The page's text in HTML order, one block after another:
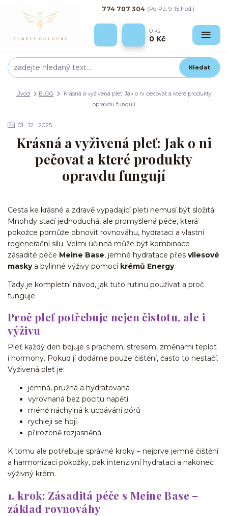
Hledat
774 707 304 (Po-Pá, 9-15 hod.)
0 ks
0 Kč
Úvod BLOG
Krásná a vyživená pleť: Jak o ni pečovat a které produkty
opravdu fungují
01 12 2025
Krásná a vyživená pleť: Jak o ni
pečovat a které produkty
opravdu fungují
Cesta ke krásné a zdravě vypadající pleti nemusí být složitá.
Mnohdy stačí jednoduchá, ale promyšlená péče, která
pokožce pomůže obnovit rovnováhu, hydrataci a vlastní
regenerační sílu. Velmi účinná může být kombinace
zásadité péče Meine Base, jemné hydratace přes vliesové
maskya bylinné výživy pomocí krémů Energy.
Tady je kompletní návod, jak tuto rutinu používat a proč
funguje.
Proč pleť potřebuje nejen čistotu, ale i
výživu
Pleť každý den bojuje s prachem, stresem, změnami teplot
i hormony. Pokud jí dodáme pouze čištění, často to nestačí.
Vyživená pleť je:
jemná, pružná a hydratovaná
vyrovnaná bez pocitu napětí
méně náchylná k ucpávání pórů
rychleji se hojí
přirozeně rozjasněná
K tomu ale potřebuje správné kroky – nejprve jemné čištění
a harmonizaci pokožky, pak intenzivní hydrataci a nakonec
výživný krém.
1. krok: Zásaditá péče s Meine Base –
základ rovnováhy